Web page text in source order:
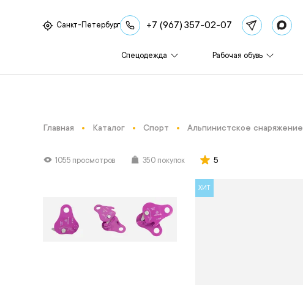
Санкт-Петербург +7 (967) 357-02-07
Спецодежда Рабочая обувь
Главная Каталог Спорт Альпинистское снаряжение
1055 просмотров 350 покупок 5
ХИТ